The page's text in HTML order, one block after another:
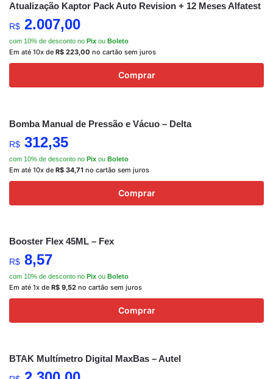
Atualização Kaptor Pack Auto Revision + 12 Meses Alfatest
R$ 2.007,00
com 10% de desconto no Pix ou Boleto
Em até 10x de R$ 223,00 no cartão sem juros
Comprar
Bomba Manual de Pressão e Vácuo – Delta
R$ 312,35
com 10% de desconto no Pix ou Boleto
Em até 10x de R$ 34,71 no cartão sem juros
Comprar
Booster Flex 45ML – Fex
R$ 8,57
com 10% de desconto no Pix ou Boleto
Em até 1x de R$ 9,52 no cartão sem juros
Comprar
BTAK Multímetro Digital MaxBas – Autel